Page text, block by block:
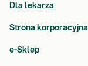
Dla lekarza
Strona korporacyjna
e-Sklep